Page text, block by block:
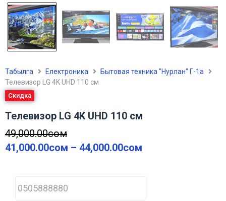
Табылга Електроника
Бытовая техника "Нурлан" Г-1а
Телевизор LG 4K UHD 110 см
Скидка
Телевизор LG 4K UHD 110 см
49,000.00сом
41,000.00сом – 44,000.00сом
h
o